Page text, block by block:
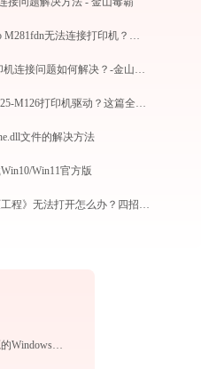
文件的解决方法
Win11官方版